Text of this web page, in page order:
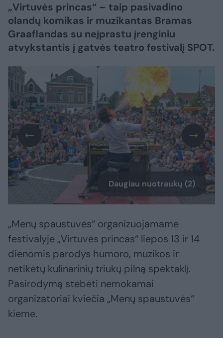
„Virtuvės princas“ – taip pasivadino
olandų komikas ir muzikantas Bramas
Graaflandas su neįprastu įrenginiu
atvykstantis į gatvės teatro festivalį SPOT.
Daugiau nuotraukų (2)
„Menų spaustuvės“ organizuojamame
festivalyje „Virtuvės princas“ liepos 13 ir 14
dienomis parodys humoro, muzikos ir
netikėtų kulinarinių triukų pilną spektaklį.
Pasirodymą stebėti nemokamai
organizatoriai kviečia „Menų spaustuvės“
kieme.